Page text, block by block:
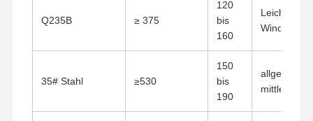
Q235B ≥ 375
120
bis
160
Leichtbau-
Winde
35# Stahl ≥530
150
bis
190
allgemeine
mittlere